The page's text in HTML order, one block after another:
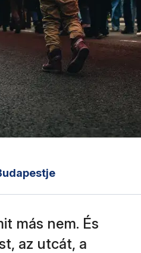
más nem. És
az utcát, a